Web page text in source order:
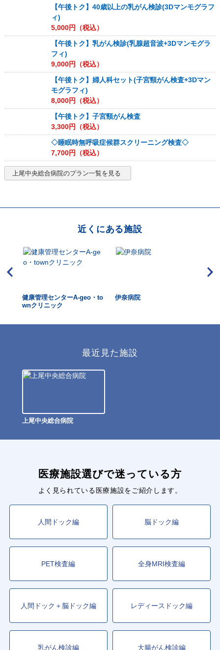
【午後トク】40歳以上の乳がん検診(3Dマンモグラフ
ィ)
5,000円（税込）
【午後トク】乳がん検診(乳腺超音波+3Dマンモグラ
フィ)
9,000円（税込）
【午後トク】婦人科セット(子宮頸がん検査+3Dマン
モグラフィ)
8,000円（税込）
【午後トク】子宮頸がん検査
3,300円（税込）
◇睡眠時無呼吸症候群スクリーニング検査◇
7,700円（税込）
上尾中央総合病院のプラン一覧を見る
近くにある施設
健康管理センターA-geo・to
wnクリニック
伊奈病院
最近見た施設
上尾中央総合病院
医療施設選びで迷っている方
よく見られている医療施設をご紹介します。
人間ドック編 脳ドック編
PET検査編 全身MRI検査編
人間ドック＋脳ドック編 レディースドック編
乳がん検診編 大腸がん検診編